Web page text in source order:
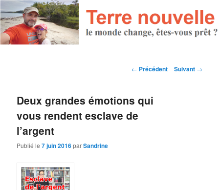
Navigation des articles
← Précédent Suivant →
Deux grandes émotions qui
vous rendent esclave de
l’argent
Publié le7 juin 2016parSandrine